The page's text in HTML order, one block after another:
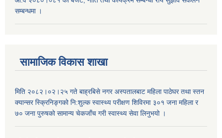
सम्बन्धमा ।
सामाजिक विकास शाखा
मिति २०८२।०२।२५ गते बाह्रबिसे नगर अस्पतालबाट महिला पाठेघर तथा स्तन
क्यान्सर स्क्रिनिङ्गको नि:शुल्क स्वास्थ्य परीक्षण शिविरमा ३०१ जना महिला र
७० जना पुरुषको सामान्य चेकजाँच गरी स्वास्थ्य सेवा लिनुभयो ।